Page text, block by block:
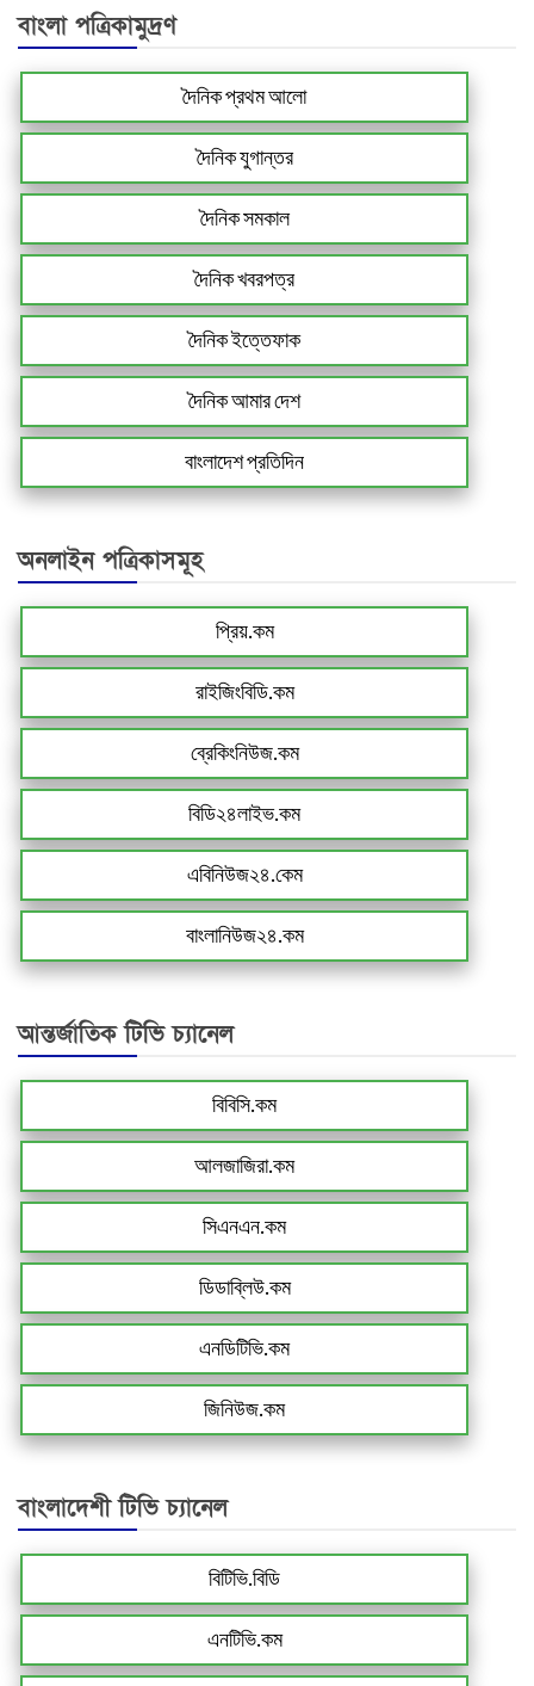
বাংলা পত্রিকামুদ্রণ
দৈনিক প্রথম আলো
দৈনিক যুগান্তর
দৈনিক সমকাল
দৈনিক খবরপত্র
দৈনিক ইত্তেফাক
দৈনিক আমার দেশ
বাংলাদেশ প্রতিদিন
অনলাইন পত্রিকাসমূহ
প্রিয়.কম
রাইজিংবিডি.কম
ব্রেকিংনিউজ.কম
বিডি২৪লাইভ.কম
এবিনিউজ২৪.কেম
বাংলানিউজ২৪.কম
আন্তর্জাতিক টিভি চ্যানেল
বিবিসি.কম
আলজাজিরা.কম
সিএনএন.কম
ডিডাব্লিউ.কম
এনডিটিভি.কম
জিনিউজ.কম
বাংলাদেশী টিভি চ্যানেল
বিটিভি.বিডি
এনটিভি.কম